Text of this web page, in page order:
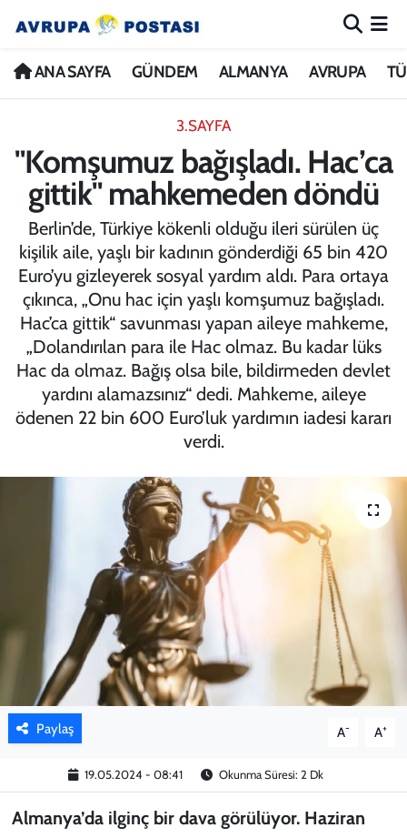
ANA SAYFA GÜNDEM ALMANYA AVRUPA
3.SAYFA
"Komşumuz bağışladı. Hac’ca
gittik" mahkemeden döndü
Berlin’de, Türkiye kökenli olduğu ileri sürülen üç
kişilik aile, yaşlı bir kadının gönderdiği 65 bin 420
Euro’yu gizleyerek sosyal yardım aldı. Para ortaya
çıkınca, „Onu hac için yaşlı komşumuz bağışladı.
Hac’ca gittik“ savunması yapan aileye mahkeme,
„Dolandırılan para ile Hac olmaz. Bu kadar lüks
Hac da olmaz. Bağış olsa bile, bildirmeden devlet
yardını alamazsınız“ dedi. Mahkeme, aileye
ödenen 22 bin 600 Euro’luk yardımın iadesi kararı
verdi.
Paylaş A- A+
19.05.2024 - 08:41 Okunma Süresi: 2 Dk
Almanya’da ilginç bir dava görülüyor. Haziran
ANA SAYFA
ALMANYA
AVRUPA
TÜRKİYE
DÜNYA
KÜLTÜR
SPOR
YAZARLAR
Nöbetçi Eczaneler
İstanbul Namaz Vakitleri
Trafik Durumu
Avrupa Ligi Puan Durumu ve Fikstür
Tüm Manşetler
Son Dakika Haberleri
Haber Arşivi